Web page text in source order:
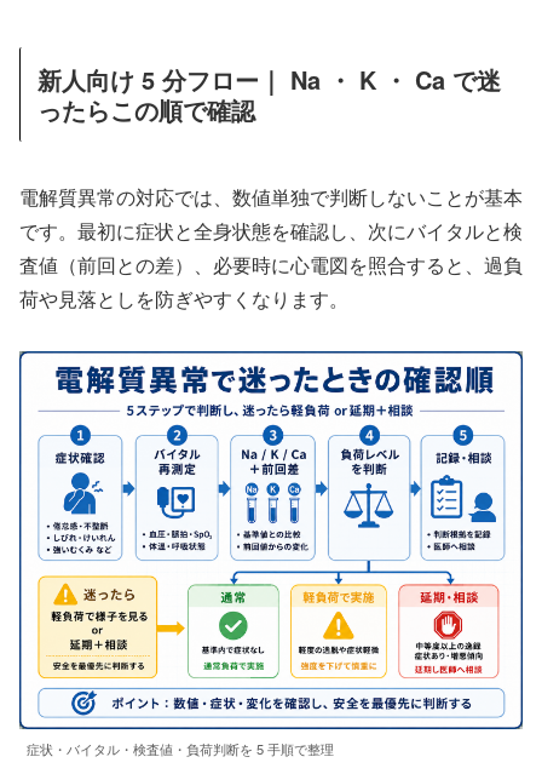
新人向け 5 分フロー｜ Na ・ K ・ Ca で迷
ったらこの順で確認
電解質異常の対応では、数値単独で判断しないことが基本
です。最初に症状と全身状態を確認し、次にバイタルと検
査値（前回との差）、必要時に心電図を照合すると、過負
荷や見落としを防ぎやすくなります。
症状・バイタル・検査値・負荷判断を 5 手順で整理